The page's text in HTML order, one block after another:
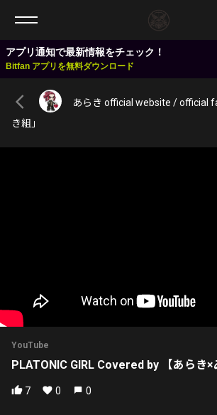
アプリ通知で最新情報をチェック！
Bitfan アプリを無料ダウンロード
あらき official website / official
き組」
YouTube
PLATONIC GIRL Covered by 【あらき×
7 0 0